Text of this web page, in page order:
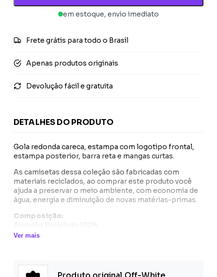
em estoque, envio imediato
Frete grátis para todo o Brasil
Apenas produtos originais
Devolução fácil e gratuita
DETALHES DO PRODUTO
Gola redonda careca, estampa com logotipo frontal,
estampa posterior, barra reta e mangas curtas.
As camisetas dessa coleção são fabricadas com
materiais reciclados, ao comprar este produto você
ajuda a preservar o meio ambiente, com economia de
água, energia e diminuição de novas matérias-primas.
Composição:
Ver mais